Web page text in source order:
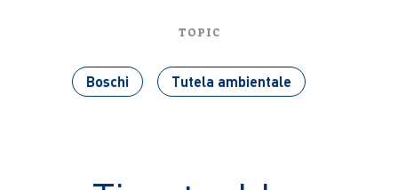
TOPIC
Boschi Tutela ambientale